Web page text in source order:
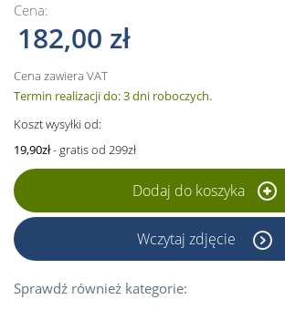
Cena:
182,00 zł
Cena zawiera VAT
Termin realizacji do: 3 dni roboczych.
Koszt wysyłki od:
19,90zł- gratis od 299zł
Dodaj do koszyka
Wczytaj zdjęcie
Sprawdź również kategorie: